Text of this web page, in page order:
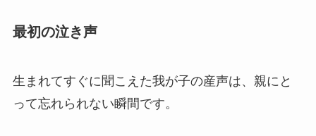
最初の泣き声
生まれてすぐに聞こえた我が子の産声は、親にと
って忘れられない瞬間です。